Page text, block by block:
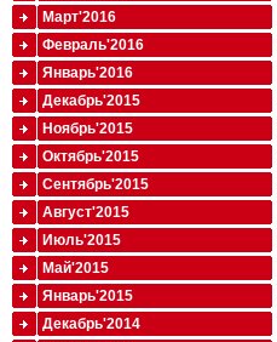
Март'2016
Февраль'2016
Январь'2016
Декабрь'2015
Ноябрь'2015
Октябрь'2015
Сентябрь'2015
Август'2015
Июль'2015
Май'2015
Январь'2015
Декабрь'2014